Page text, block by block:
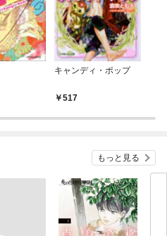
キャンディ・ポップ
517
もっと見る